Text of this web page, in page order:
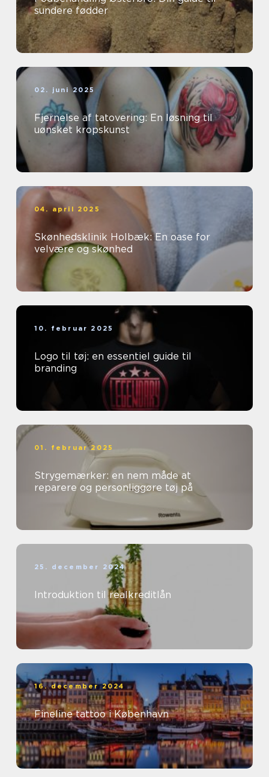
sundere fødder
02. juni 2025
Fjernelse af tatovering: En løsning til
uønsket kropskunst
04. april 2025
Skønhedsklinik Holbæk: En oase for
velvære og skønhed
10. februar 2025
Logo til tøj: en essentiel guide til
branding
01. februar 2025
Strygemærker: en nem måde at
reparere og personliggøre tøj på
25. december 2024
Introduktion til realkreditlån
16. december 2024
Fineline tattoo i København